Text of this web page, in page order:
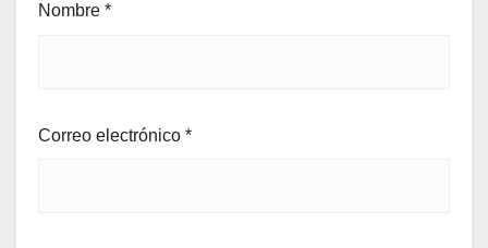
Nombre *
Correo electrónico *